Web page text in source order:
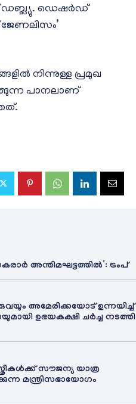
ഡബ്ല്യു. ഡെഷർഡ്
നിന്നുള്ള പ്രമുഖ
പാനലാണ്
അന്തിമഘട്ടത്തിൽ‌’: ട്രംപ്
അമേരിക്കയോട് ഉന്നയിച്ച്
ഉഭയകക്ഷി ചർച്ച നടത്തി
സൗജന്യ യാത്ര
മന്ത്രിസഭായോഗം